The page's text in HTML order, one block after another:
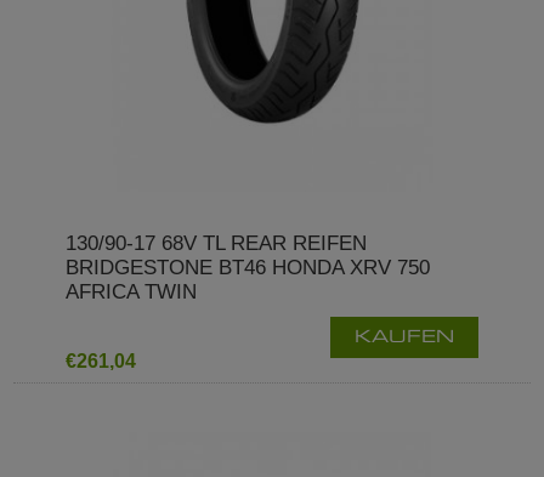
130/90-17 68V TL REAR REIFEN
BRIDGESTONE BT46 HONDA XRV 750
AFRICA TWIN
€261,04
KAUFEN